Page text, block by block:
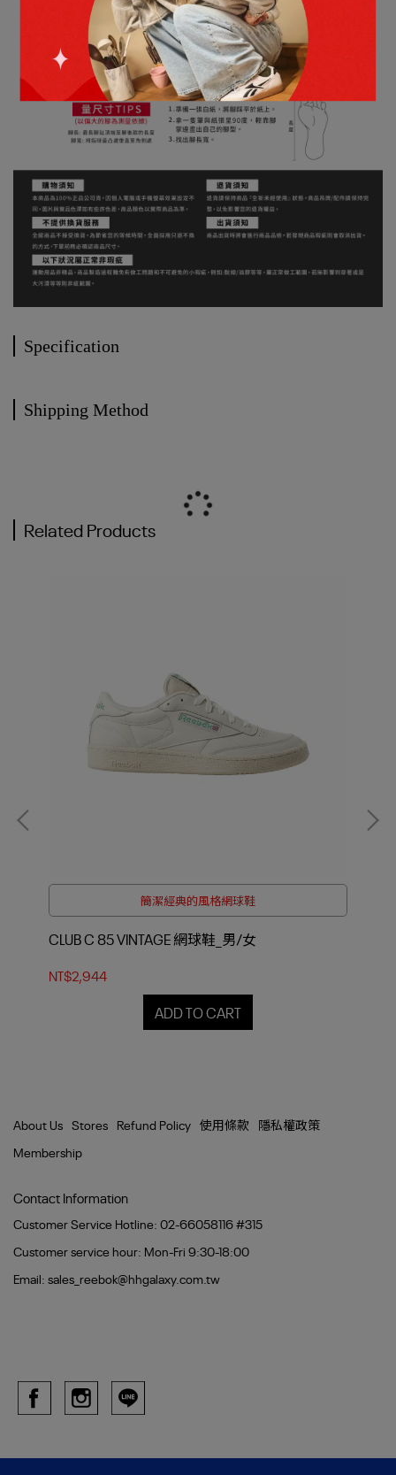
Specification
Shipping Method
Related Products
簡潔經典的風格網球鞋
CLUB C 85 VINTAGE 網球鞋_男/女
NT$2,944
ADD TO CART
About Us Stores Refund Policy 使用條款
隱私權政策
Membership
Contact Information
Customer Service Hotline: 02-66058116 #315
Customer service hour: Mon-Fri 9:30-18:00
Email: sales_reebok@hhgalaxy.com.tw